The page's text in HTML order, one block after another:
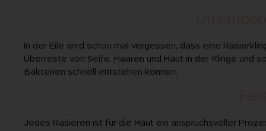
In der Eile wird schon mal vergessen, dass eine
Überreste von Seife, Haaren und Haut in der Klinge und
Bakterien schnell entstehen können.
Jedes Rasieren ist für die Haut ein anspruchsvoller